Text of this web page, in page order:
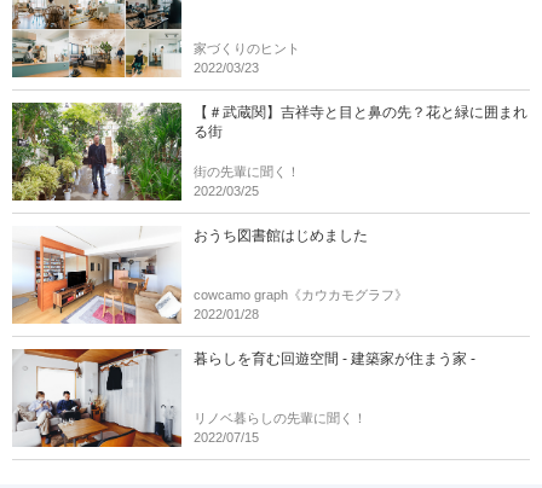
家づくりのヒント
2022/03/23
【＃武蔵関】吉祥寺と目と鼻の先？花と緑に囲まれ
る街
街の先輩に聞く！
2022/03/25
おうち図書館はじめました
cowcamo graph《カウカモグラフ》
2022/01/28
暮らしを育む回遊空間 - 建築家が住まう家 -
リノベ暮らしの先輩に聞く！
2022/07/15